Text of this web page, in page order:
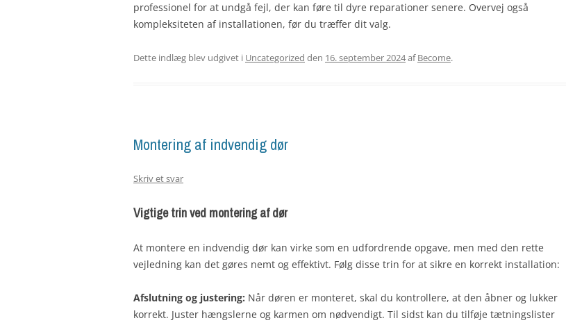
professionel for at undgå fejl, der kan føre til dyre reparationer senere. Overvej også
kompleksiteten af installationen, før du træffer dit valg.
Dette indlæg blev udgivet i Uncategorized den 16. september 2024afBecome.
Montering af indvendig dør
Skriv et svar
Vigtige trin ved montering af dør
At montere en indvendig dør kan virke som en udfordrende opgave, men med den rette
vejledning kan det gøres nemt og effektivt. Følg disse trin for at sikre en korrekt installation:
Afslutning og justering: Når døren er monteret, skal du kontrollere, at den åbner og lukker
korrekt. Juster hængslerne og karmen om nødvendigt. Til sidst kan du tilføje tætningslister